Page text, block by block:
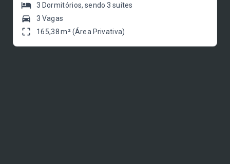
3 Dormitórios, sendo3 suítes
3 Vagas
165,38 m² (Área Privativa)